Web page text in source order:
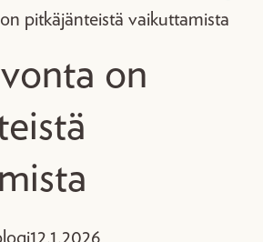
pitkäjänteistä vaikuttamista
on
12.1.2026